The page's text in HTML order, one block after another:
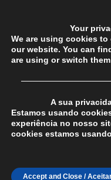
Vida Justa
dezanove
THEME BY ANDERS NORÉN
Your
We are using cookies
our website. You can
are using or switch
A sua
Estamos usando
experiência no nosso
cookies estamos
Accept and Close /